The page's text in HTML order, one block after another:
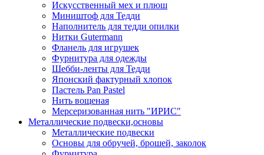
Искусственный мех и плюш
Миништоф для Тедди
Наполнитель для тедди опилки
Нитки Gutermann
Фланель для игрушек
Фурнитура для одежды
Шебби-ленты для Тедди
Японский фактурный хлопок
Пастель Pan Pastel
Нить вощеная
Мерсеризованная нить "ИРИС"
Металлические подвески,основы
Металлические подвески
Основы для обручей, брошей, заколок